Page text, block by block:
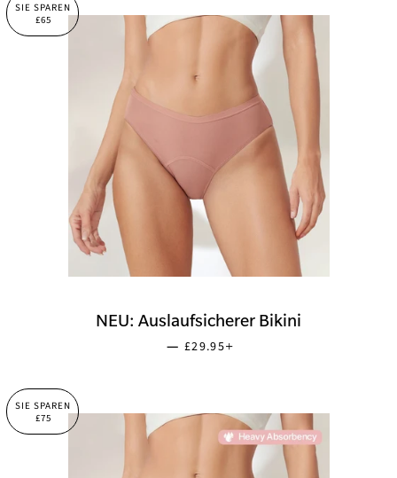
SIE SPAREN
£65
NEU: Auslaufsicherer Bikini
— SONDERPREIS
£29.95
SIE SPAREN
£75